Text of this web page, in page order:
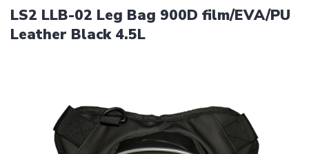
LS2 LLB-02 Leg Bag 900D film/EVA/PU
Leather Black 4.5L